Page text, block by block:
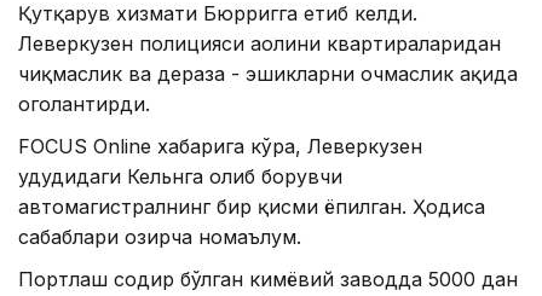
Қутқарув хизмати Бюрригга етиб келди.
Леверкузен полицияси аҳолини квартираларидан
чиқмаслик ва дераза - эшикларни очмаслик ҳақида
огоҳлантирди.
FOCUS Оnline хабарига кўра, Леверкузен
ҳудудидаги Кельнга олиб борувчи
автомагистралнинг бир қисми ёпилган. Ҳодиса
сабаблари ҳозирча номаълум.
Портлаш содир бўлган кимёвий заводда 5000 дан